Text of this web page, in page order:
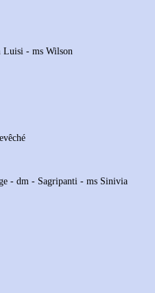
Luisi - ms Wilson
- dm - Sagripanti - ms Sinivia